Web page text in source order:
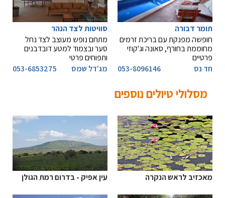
תומר דבורה
חופשה מפנקת עם בריכת זרמים
מחוממת בחורף, סאונה וג'קוזי
פרטיים
חד נס
053-8096146
סוויטות לצד הנהר
מתחם נופש מעוצב לצד נחל
סער ובצמוד למטע דובדבנים
ותפוחים פרטי
מג'דל שמס
053-6853275
מסלולי טיולים נוספים
מאכזיב לראש הנקרה עין אפיק - בדרום רמת הגולן